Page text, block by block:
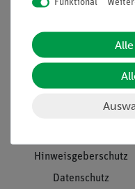
Projekte und Lösungen
Presse
Stellenangebote
Hinweisgeberschutz
Datenschutz
Funktional